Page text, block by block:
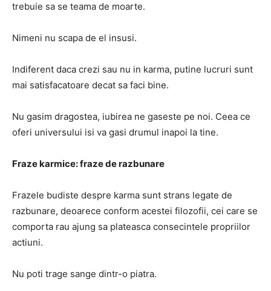
trebuie sa se teama de moarte.
Nimeni nu scapa de el insusi.
Indiferent daca crezi sau nu in karma, putine lucruri sunt
mai satisfacatoare decat sa faci bine.
Nu gasim dragostea, iubirea ne gaseste pe noi. Ceea ce
oferi universului isi va gasi drumul inapoi la tine.
Fraze karmice: fraze de razbunare
Frazele budiste despre karma sunt strans legate de
razbunare, deoarece conform acestei filozofii, cei care se
comporta rau ajung sa plateasca consecintele propriilor
actiuni.
Nu poti trage sange dintr-o piatra.